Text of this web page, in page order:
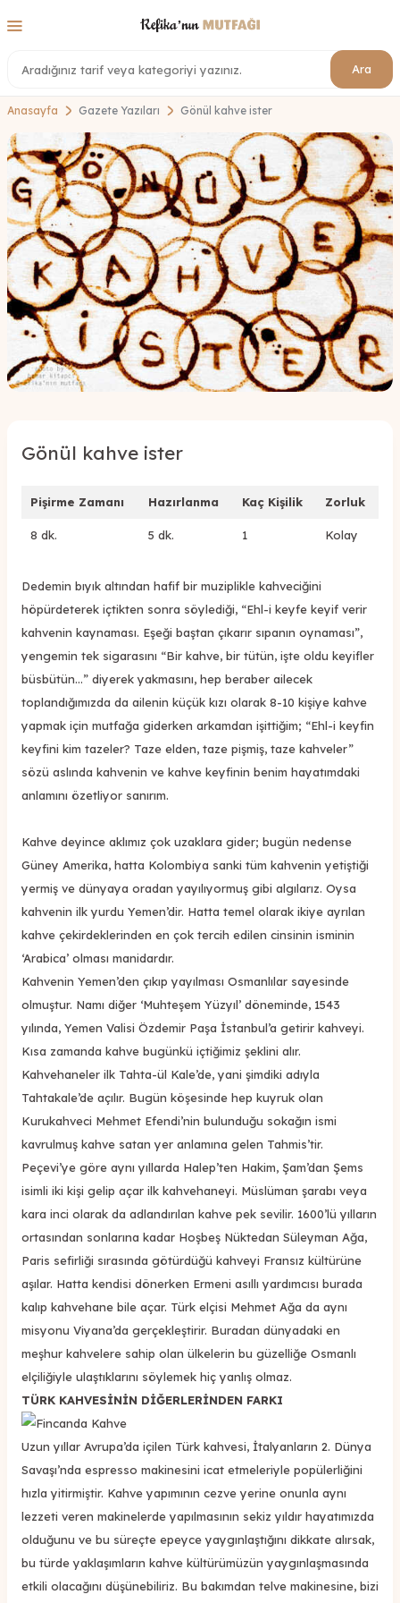
Ara
Anasayfa Gazete Yazıları Gönül kahve ister
Gönül kahve ister
Pişirme Zamanı Hazırlanma Kaç Kişilik Zorluk
8 dk. 5 dk. 1 Kolay
Dedemin bıyık altından hafif bir muziplikle kahveciğini
höpürdeterek içtikten sonra söylediği, “Ehl-i keyfe keyif verir
kahvenin kaynaması. Eşeği baştan çıkarır sıpanın oynaması”,
yengemin tek sigarasını “Bir kahve, bir tütün, işte oldu keyifler
büsbütün...” diyerek yakmasını, hep beraber ailecek
toplandığımızda da ailenin küçük kızı olarak 8-10 kişiye kahve
yapmak için mutfağa giderken arkamdan işittiğim; “Ehl-i keyfin
keyfini kim tazeler? Taze elden, taze pişmiş, taze kahveler”
sözü aslında kahvenin ve kahve keyfinin benim hayatımdaki
anlamını özetliyor sanırım.
Kahve deyince aklımız çok uzaklara gider; bugün nedense
Güney Amerika, hatta Kolombiya sanki tüm kahvenin yetiştiği
yermiş ve dünyaya oradan yayılıyormuş gibi algılarız. Oysa
kahvenin ilk yurdu Yemen’dir. Hatta temel olarak ikiye ayrılan
kahve çekirdeklerinden en çok tercih edilen cinsinin isminin
‘Arabica’ olması manidardır.
Kahvenin Yemen’den çıkıp yayılması Osmanlılar sayesinde
olmuştur. Namı diğer ‘Muhteşem Yüzyıl’ döneminde, 1543
yılında, Yemen Valisi Özdemir Paşa İstanbul’a getirir kahveyi.
Kısa zamanda kahve bugünkü içtiğimiz şeklini alır.
Kahvehaneler ilk Tahta-ül Kale’de, yani şimdiki adıyla
Tahtakale’de açılır. Bugün köşesinde hep kuyruk olan
Kurukahveci Mehmet Efendi’nin bulunduğu sokağın ismi
kavrulmuş kahve satan yer anlamına gelen Tahmis’tir.
Peçevi’ye göre aynı yıllarda Halep’ten Hakim, Şam’dan Şems
isimli iki kişi gelip açar ilk kahvehaneyi. Müslüman şarabı veya
kara inci olarak da adlandırılan kahve pek sevilir. 1600’lü yılların
ortasından sonlarına kadar Hoşbeş Nüktedan Süleyman Ağa,
Paris sefirliği sırasında götürdüğü kahveyi Fransız kültürüne
aşılar. Hatta kendisi dönerken Ermeni asıllı yardımcısı burada
kalıp kahvehane bile açar. Türk elçisi Mehmet Ağa da aynı
misyonu Viyana’da gerçekleştirir. Buradan dünyadaki en
meşhur kahvelere sahip olan ülkelerin bu güzelliğe Osmanlı
elçiliğiyle ulaştıklarını söylemek hiç yanlış olmaz.
TÜRK KAHVESİNİN DİĞERLERİNDEN FARKI
Uzun yıllar Avrupa’da içilen Türk kahvesi, İtalyanların 2. Dünya
Savaşı’nda espresso makinesini icat etmeleriyle popülerliğini
hızla yitirmiştir. Kahve yapımının cezve yerine onunla aynı
lezzeti veren makinelerde yapılmasının sekiz yıldır hayatımızda
olduğunu ve bu süreçte epeyce yaygınlaştığını dikkate alırsak,
bu türde yaklaşımların kahve kültürümüzün yaygınlaşmasında
etkili olacağını düşünebiliriz. Bu bakımdan telve makinesine, bizi